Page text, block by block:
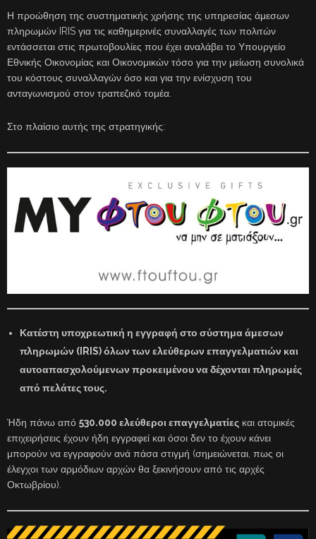
Η προώθηση της συστηματικής χρήσης της υπηρεσίας άμεσων
πληρωμών IRIS για τις καθημερινές συναλλαγές των πολιτών
εντάσσεται στις πρωτοβουλίες που έχει αναλάβει το Υπουργείο
Εθνικής Οικονομίας και Οικονομικών τόσο για την μείωση συνολικά
του κόστους συναλλαγών όσο και για την ενίσχυση του
ανταγωνισμού στον τραπεζικό τομέα.
Στο πλαίσιο αυτής της στρατηγικής:
Κατέστη υποχρεωτική η εγγραφή στο σύστημα άμεσων
πληρωμών (IRIS) όλων των ελεύθερων επαγγελματιών και
αυτοαπασχολούμενων προκειμένου να δέχονται πληρωμές
από πελάτες τους.
Ήδη πάνω από 530.000 ελεύθεροι επαγγελματίες και ατομικές
επιχειρήσεις έχουν ήδη εγγραφεί και όσοι δεν το έχουν κάνει
μπορούν να εγγραφούν ανά πάσα στιγμή (σημειώνεται, πως οι
έλεγχοι των αρμόδιων αρχών θα ξεκινήσουν από τις αρχές
Οκτωβρίου).